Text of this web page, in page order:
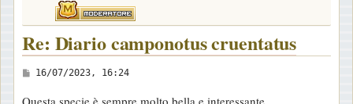
Re: Diario camponotus cruentatus
M
16/07/2023, 16:24